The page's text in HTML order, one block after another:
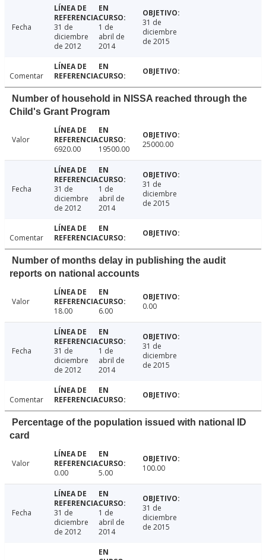
Fecha
31 de
diciembre
de 2012
1 de
abril de
2014
31 de
diciembre
de 2015
Comentar
Number of household in NISSA reached through the
Child's Grant Program
Valor
6920.00
19500.00 25000.00
Fecha
31 de
diciembre
de 2012
1 de
abril de
2014
31 de
diciembre
de 2015
Comentar
Number of months delay in publishing the audit
reports on national accounts
Valor
18.00
6.00 0.00
Fecha
31 de
diciembre
de 2012
1 de
abril de
2014
31 de
diciembre
de 2015
Comentar
Percentage of the population issued with national ID
card
Valor
0.00
5.00 100.00
Fecha
31 de
diciembre
de 2012
1 de
abril de
2014
31 de
diciembre
de 2015